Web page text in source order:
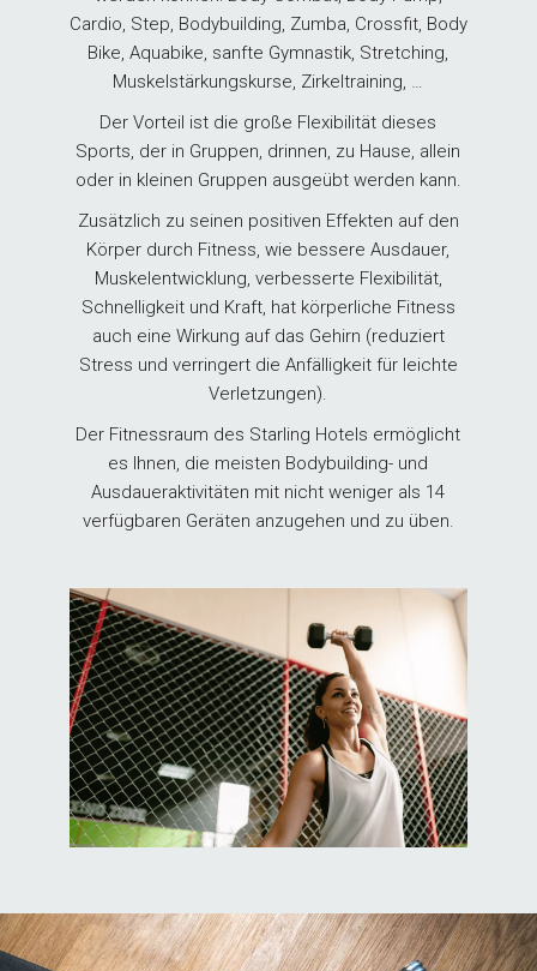
Cardio, Step, Bodybuilding, Zumba, Crossfit, Body
Bike, Aquabike, sanfte Gymnastik, Stretching,
Muskelstärkungskurse, Zirkeltraining, …
Der Vorteil ist die große Flexibilität dieses
Sports, der in Gruppen, drinnen, zu Hause, allein
oder in kleinen Gruppen ausgeübt werden kann.
Zusätzlich zu seinen positiven Effekten auf den
Körper durch Fitness, wie bessere Ausdauer,
Muskelentwicklung, verbesserte Flexibilität,
Schnelligkeit und Kraft, hat körperliche Fitness
auch eine Wirkung auf das Gehirn (reduziert
Stress und verringert die Anfälligkeit für leichte
Verletzungen).
Der Fitnessraum des Starling Hotels ermöglicht
es Ihnen, die meisten Bodybuilding- und
Ausdaueraktivitäten mit nicht weniger als 14
verfügbaren Geräten anzugehen und zu üben.